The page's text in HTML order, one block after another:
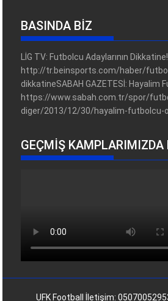
BASINDA BİZ
LİG TV: Futbolcu Adaylarının Dikkatine!
http://tr.beinsports.com/haber/
dikkatineSABAH GAZETESİ: Hayalim
https://www.sabah.com.tr/spor/
diger/2013/12/30/hayalim-futbolcu-
GEÇMIŞ KAMPLARIMIZDA
UFK Football İletişim: